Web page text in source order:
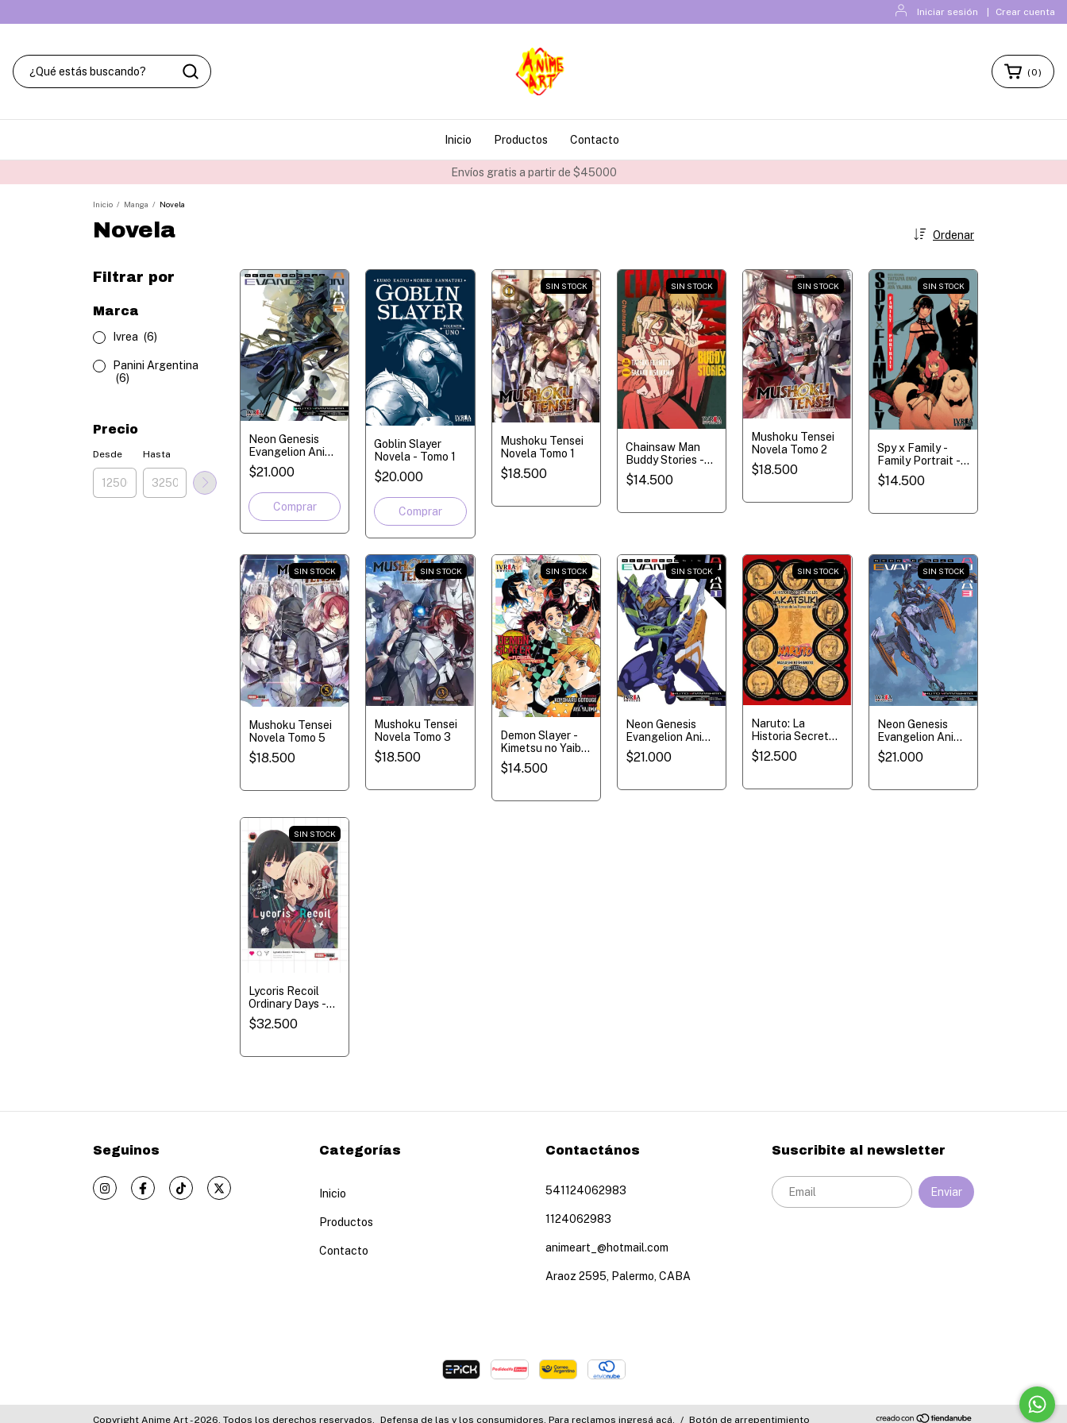
Iniciar sesión Crear cuenta
Envíos gratis a partir de $45000
(0)
Inicio Productos Contacto
Inicio / Manga / Novela
Novela Ordenar
Filtrar por
Marca
Ivrea (6)
Panini Argentina
(6)
Precio
Desde Hasta
Neon Genesis
Evangelion Anima
- Tomo 2 - Novela
$21.000
Goblin Slayer
Novela - Tomo 1
$20.000
SIN STOCK
Mushoku Tensei
Novela Tomo 1
$18.500
SIN STOCK
Chainsaw Man
Buddy Stories -
Novela
$14.500
SIN STOCK
Mushoku Tensei
Novela Tomo 2
$18.500
SIN STOCK
Spy x Family -
Family Portrait -
Novela
$14.500
SIN STOCK
Mushoku Tensei
Novela Tomo 5
$18.500
SIN STOCK
Mushoku Tensei
Novela Tomo 3
$18.500
SIN STOCK
Demon Slayer -
Kimetsu no Yaiba-
The Flower of
Happiness -
$14.500
SIN STOCK
Neon Genesis
Evangelion Anima
- Tomo 1 - Novela
$21.000
SIN STOCK
Naruto: La
Historia Secreta
de Akatsuki -
Novela
$12.500
SIN STOCK
Neon Genesis
Evangelion Anima
- Tomo 3 - Novela
$21.000
SIN STOCK
Lycoris Recoil
Ordinary Days -
Novel 1
$32.500
Seguinos Categorías
Inicio
Productos
Contacto
Contactános
541124062983
1124062983
animeart_@hotmail.com
Araoz 2595, Palermo, CABA
Suscribite al newsletter
Copyright Anime Art - 2026. Todos los derechos reservados. Defensa de las y los consumidores. Para reclamos ingresá acá. / Botón de arrepentimiento